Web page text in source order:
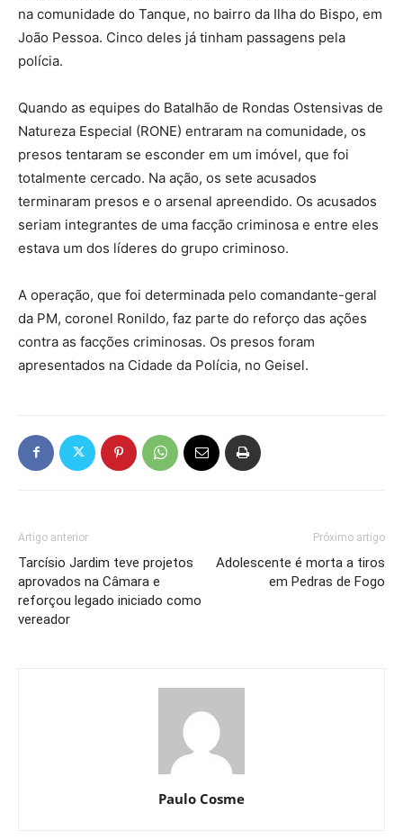
na comunidade do Tanque, no bairro da Ilha do Bispo, em
João Pessoa. Cinco deles já tinham passagens pela
polícia.
Quando as equipes do Batalhão de Rondas Ostensivas de
Natureza Especial (RONE) entraram na comunidade, os
presos tentaram se esconder em um imóvel, que foi
totalmente cercado. Na ação, os sete acusados
terminaram presos e o arsenal apreendido. Os acusados
seriam integrantes de uma facção criminosa e entre eles
estava um dos líderes do grupo criminoso.
A operação, que foi determinada pelo comandante-geral
da PM, coronel Ronildo, faz parte do reforço das ações
contra as facções criminosas. Os presos foram
apresentados na Cidade da Polícia, no Geisel.
Artigo anterior
Tarcísio Jardim teve projetos
aprovados na Câmara e
reforçou legado iniciado como
vereador
Próximo artigo
Adolescente é morta a tiros
em Pedras de Fogo
Paulo Cosme